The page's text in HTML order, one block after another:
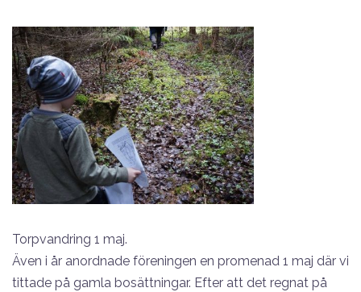
Torpvandring 1 maj.
Även i år anordnade föreningen en promenad 1 maj där vi
tittade på gamla bosättningar. Efter att det regnat på